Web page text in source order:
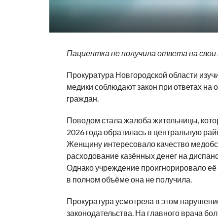
Пациентка не получила ответа на свои
Прокуратура Новгородской области
медики соблюдают закон при ответах на
граждан.
Поводом стала жалоба жительницы,
2026 года обратилась в центральную
Женщину интересовало качество
расходование казённых денег на
Однако учреждение проигнорировало её
в полном объёме она не получила.
Прокуратура усмотрела в этом
законодательства. На главного врача